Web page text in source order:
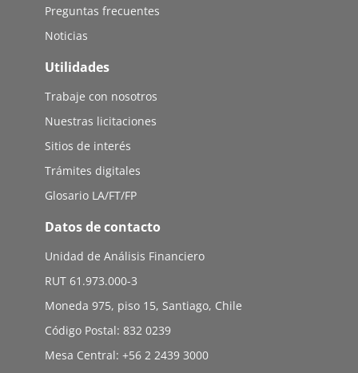
Preguntas frecuentes
Noticias
Utilidades
Trabaje con nosotros
Nuestras licitaciones
Sitios de interés
Trámites digitales
Glosario LA/FT/FP
Datos de contacto
Unidad de Análisis Financiero
RUT 61.973.000-3
Moneda 975, piso 15, Santiago, Chile
Código Postal: 832 0239
Mesa Central: +56 2 2439 3000